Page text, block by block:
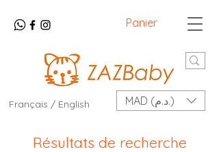
Panier
MAD (د.م.) Français / English
Résultats de recherche